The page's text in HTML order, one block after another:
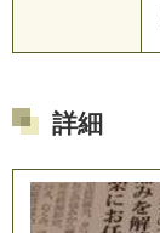
詳細